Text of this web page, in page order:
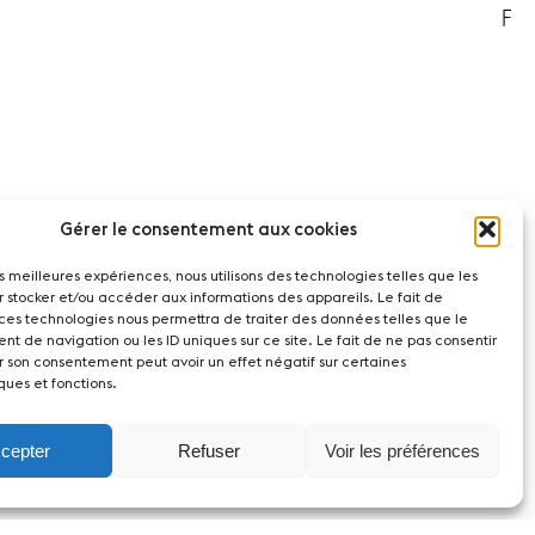
Gérer le consentement aux cookies
meilleures expériences, nous utilisons des technologies telles que les
stocker et/ou accéder aux informations des appareils. Le fait de
technologies nous permettra de traiter des données telles que le
de navigation ou les ID uniques sur ce site. Le fait de ne pas consentir
son consentement peut avoir un effet négatif sur certaines
et fonctions.
Refuser Voir les préférences